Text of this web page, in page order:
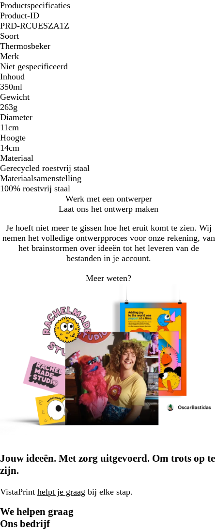
Productspecificaties
Product-ID
PRD-RCUESZA1Z
Soort
Thermosbeker
Merk
Niet gespecificeerd
Inhoud
350ml
Gewicht
263g
Diameter
11cm
Hoogte
14cm
Materiaal
Gerecycled roestvrij staal
Materiaalsamenstelling
100% roestvrij staal
Werk met een ontwerper
Laat ons het ontwerp maken
Je hoeft niet meer te gissen hoe het eruit komt te zien. Wij
nemen het volledige ontwerpproces voor onze rekening, van
het brainstormen over ideeën tot het leveren van de
bestanden in je account.
Meer weten?
Jouw ideeën. Met zorg uitgevoerd. Om trots op te
zijn.
VistaPrint helpt je graag bij elke stap.
We helpen graag
Ons bedrijf